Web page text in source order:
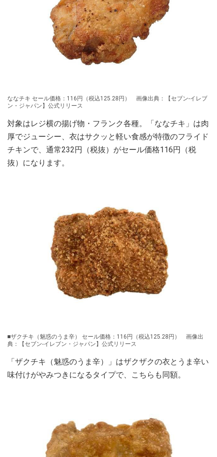
ななチキ セール価格：116円（税込125.28円） 画像出典：【セブン‐イレブ
ン・ジャパン】公式リリース
対象はレジ横の揚げ物・フランク各種。「ななチキ」は肉
厚でジューシー、衣はサクッと軽い食感が特徴のフライド
チキンで、通常232円（税抜）がセール価格116円（税
抜）になります。
■ザクチキ（魅惑のうま辛） セール価格：116円（税込125.28円） 画像出
典：【セブン‐イレブン・ジャパン】公式リリース
「ザクチキ（魅惑のうま辛）」はザクザクの衣とうま辛い
味付けがやみつきになるタイプで、こちらも同額。